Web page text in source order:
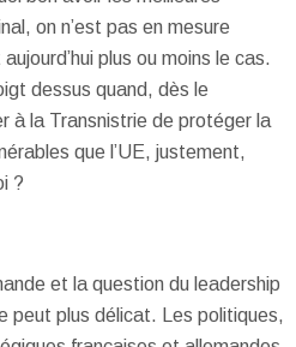
on n’est pas en mesure
plus ou moins le cas.
dessus quand, dès le
à la Transnistrie de protéger la
que l’UE, justement,
?
et la question du leadership
peut plus délicat. Les politiques,